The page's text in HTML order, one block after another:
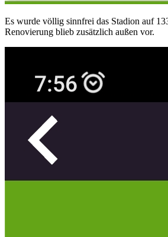
Es wurde völlig sinnfrei das Stadion auf
Renovierung blieb zusätzlich außen vor.